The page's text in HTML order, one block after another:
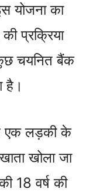
योजना का
प्रक्रिया
चयनित बैंक
है।
एक लड़की के
खोला जा
18 वर्ष की